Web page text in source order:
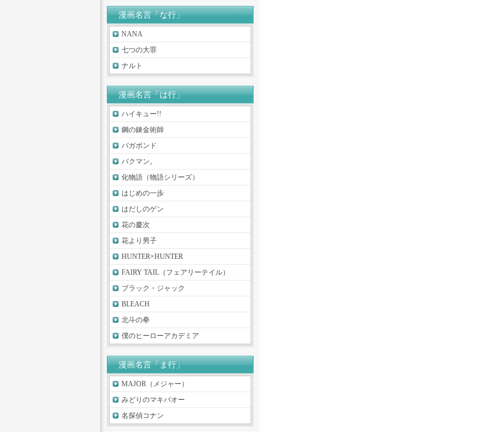
漫画名言「な行」
NANA
七つの大罪
ナルト
漫画名言「は行」
ハイキュー!!
鋼の錬金術師
バガボンド
バクマン。
化物語（物語シリーズ）
はじめの一歩
はだしのゲン
花の慶次
花より男子
HUNTER×HUNTER
FAIRY TAIL（フェアリーテイル）
ブラック・ジャック
BLEACH
北斗の拳
僕のヒーローアカデミア
漫画名言「ま行」
MAJOR（メジャー）
みどりのマキバオー
名探偵コナン